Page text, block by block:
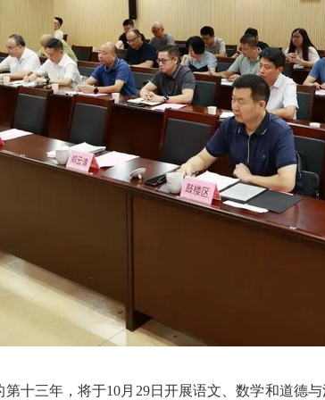
三年，将于10月29日开展语文、数学和道德与